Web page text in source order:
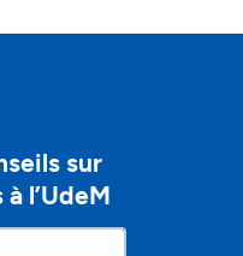
sur
l’UdeM